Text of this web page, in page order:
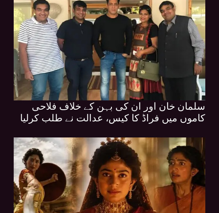
سلمان خان اور ان کی بہن کے خلاف فلاحی
کاموں میں فراڈ کا کیس، عدالت نے طلب کرلیا